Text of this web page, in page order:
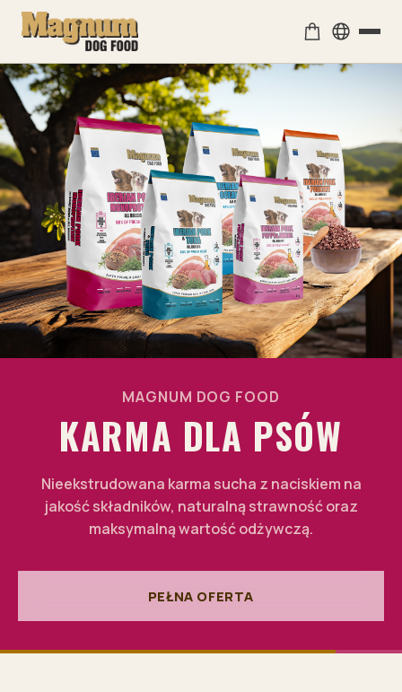
Czech Republic
Čeština
Slovakia
Slovenčina
Poland
Polski
United Kingdom
English
Bulgaria
Български език
MAGNUM DOG FOOD
KARMA DLA PSÓW
Nieekstrudowana karma sucha z naciskiem na
jakość składników, naturalną strawność oraz
maksymalną wartość odżywczą.
PEŁNA OFERTA